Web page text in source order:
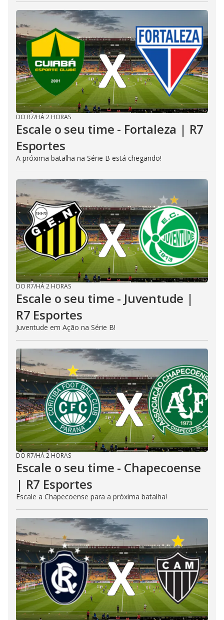
DO R7/HÁ 2 HORAS
Escale o seu time - Fortaleza | R7
Esportes
A próxima batalha na Série B está chegando!
DO R7/HÁ 2 HORAS
Escale o seu time - Juventude |
R7 Esportes
Juventude em Ação na Série B!
DO R7/HÁ 2 HORAS
Escale o seu time - Chapecoense
| R7 Esportes
Escale a Chapecoense para a próxima batalha!